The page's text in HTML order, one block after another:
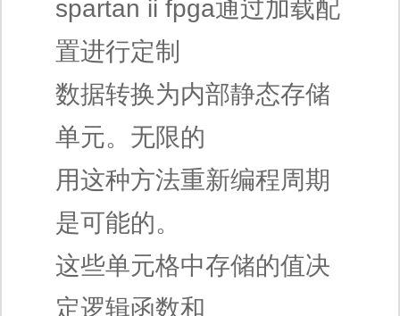
spartan ii fpga通过加载配
置进行定制
数据转换为内部静态存储
单元。无限的
用这种方法重新编程周期
是可能的。
这些单元格中存储的值决
定逻辑函数和